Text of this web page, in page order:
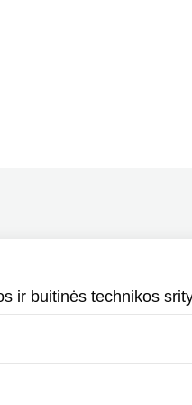
ir buitinės technikos